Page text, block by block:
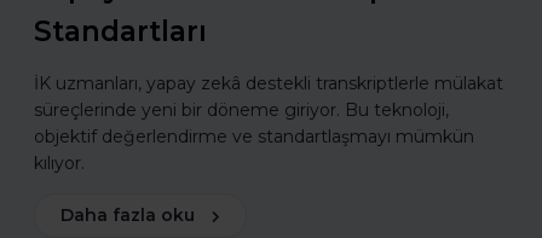
Standartları
İK uzmanları, yapay zekâ destekli transkriptlerle mülakat
süreçlerinde yeni bir döneme giriyor. Bu teknoloji,
objektif değerlendirme ve standartlaşmayı mümkün
kılıyor.
Daha fazla oku